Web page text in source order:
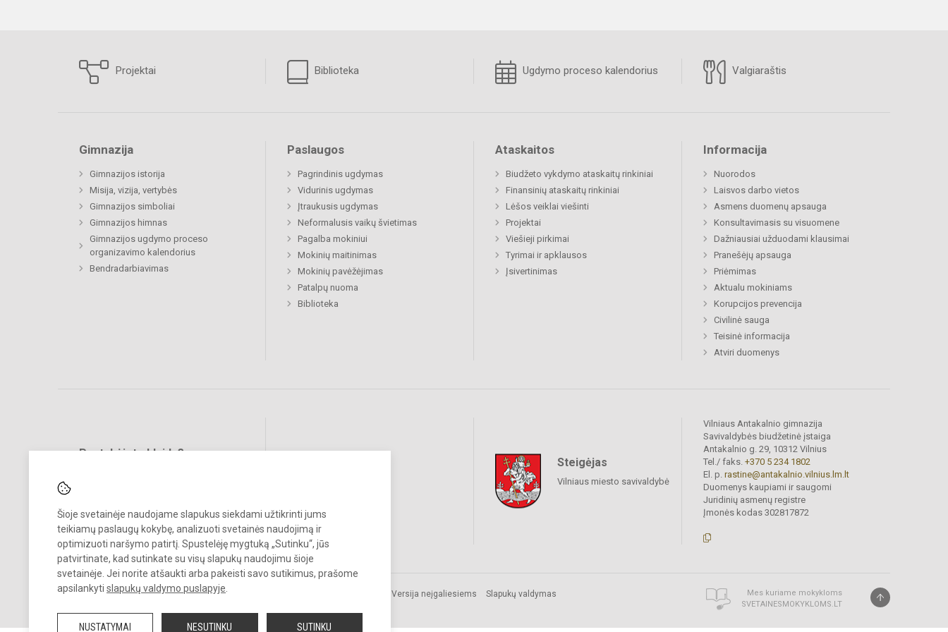
Šioje svetainėje naudojame slapukus siekdami užtikrinti jums
teikiamų paslaugų kokybę, analizuoti svetainės naudojimą ir
optimizuoti naršymo patirtį. Spustelėję mygtuką „Sutinku“, jūs
patvirtinate, kad sutinkate su visų slapukų naudojimu šioje
svetainėje. Jei norite atšaukti arba pakeisti savo sutikimus, prašome
apsilankyti slapukų valdymo puslapyje
NUSTATYMAI NESUTINKU SUTINKU
Projektai Biblioteka Ugdymo proceso kalendorius Valgiaraštis
Gimnazija
Gimnazijos istorija
Misija, vizija, vertybės
Gimnazijos simboliai
Gimnazijos himnas
Gimnazijos ugdymo proceso
organizavimo kalendorius
Bendradarbiavimas
Paslaugos
Pagrindinis ugdymas
Vidurinis ugdymas
Įtraukusis ugdymas
Neformalusis vaikų švietimas
Pagalba mokiniui
Mokinių maitinimas
Mokinių pavėžėjimas
Patalpų nuoma
Biblioteka
Ataskaitos
Biudžeto vykdymo ataskaitų rinkiniai
Finansinių ataskaitų rinkiniai
Lėšos veiklai viešinti
Projektai
Viešieji pirkimai
Tyrimai ir apklausos
Įsivertinimas
Informacija
Nuorodos
Laisvos darbo vietos
Asmens duomenų apsauga
Konsultavimasis su visuomene
Dažniausiai užduodami klausimai
Pranešėjų apsauga
Priėmimas
Aktualu mokiniams
Korupcijos prevencija
Civilinė sauga
Teisinė informacija
Atviri duomenys
Pastabėjote klaidų?
Steigėjas
Vilniaus miesto savivaldybė
Vilniaus Antakalnio gimnazija
Savivaldybės biudžetinė įstaiga
Antakalnio g. 29, 10312 Vilnius
Tel./ faks. +370 5 234 1802
El. p. rastine@antakalnio.vilnius.lm.lt
Duomenys kaupiami ir saugomi
Juridinių asmenų registre
Įmonės kodas 302817872
© 2026. Vilniaus Antakalnio gimnazija. Visos teisės saugomos.
Versija neįgaliesiems Slapukų valdymas
Mes kuriame mokykloms
SVETAINESMOKYKLOMS.LT